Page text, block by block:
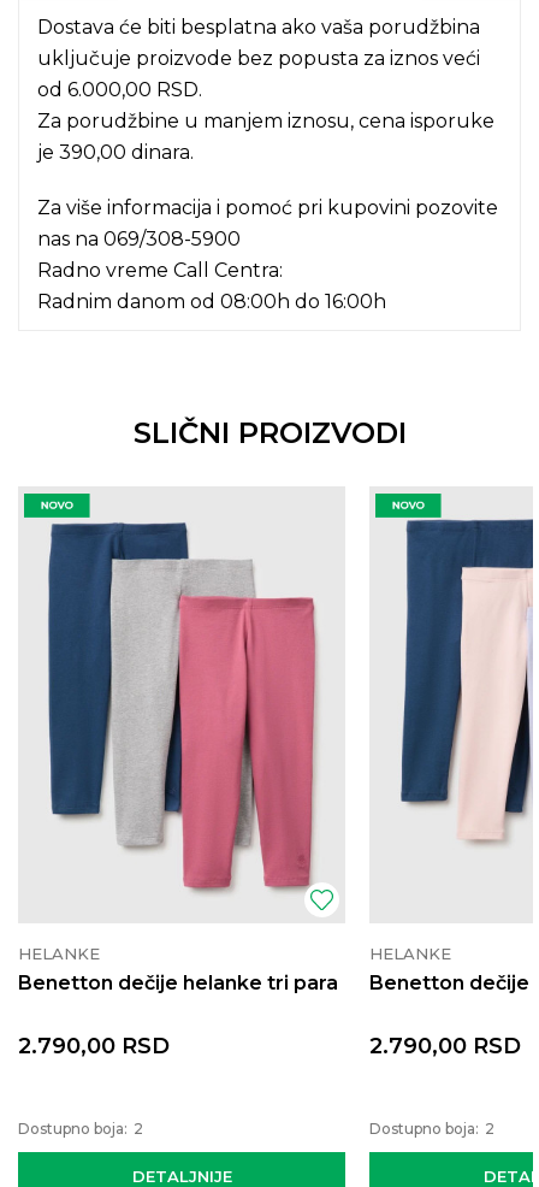
Dostava će biti besplatna ako vaša porudžbina
uključuje proizvode bez popusta za iznos veći
od 6.000,00 RSD.
Za porudžbine u manjem iznosu, cena isporuke
je 390,00 dinara.
Za više informacija i pomoć pri kupovini pozovite
nas na 069/308-5900
Radno vreme Call Centra:
Radnim danom od 08:00h do 16:00h
SLIČNI PROIZVODI
HELANKE
Benetton dečije helanke tri para
DETALJNIJE
2.790,00 RSD
Dostupno boja: 2
HELANKE
Benetton dečije
2.790,00 RSD
Dostupno boja: 2